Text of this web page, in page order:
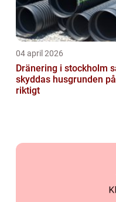
04 april 2026
Dränering i stockholm så
skyddas husgrunden på
riktigt